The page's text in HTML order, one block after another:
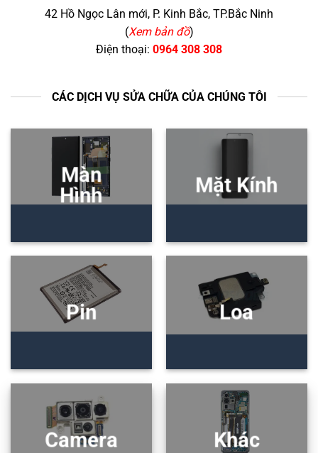
42 Hồ Ngọc Lân mới, P. Kinh Bắc, TP.Bắc Ninh
(Xem bản đồ)
Điện thoại: 0964 308 308
CÁC DỊCH VỤ SỬA CHỮA CỦA CHÚNG TÔI
Màn
Hình
Mặt Kính
Pin Loa
Camera Khác